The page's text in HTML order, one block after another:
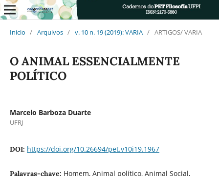
Início / Arquivos / v. 10 n. 19 (2019): VARIA / ARTIGOS/ VARIA
O ANIMAL ESSENCIALMENTE
POLÍTICO
Marcelo Barboza Duarte
UFRJ
DOI: https://doi.org/10.26694/pet.v10i19.1967
Palavras-chave: Homem, Animal político, Animal Social,